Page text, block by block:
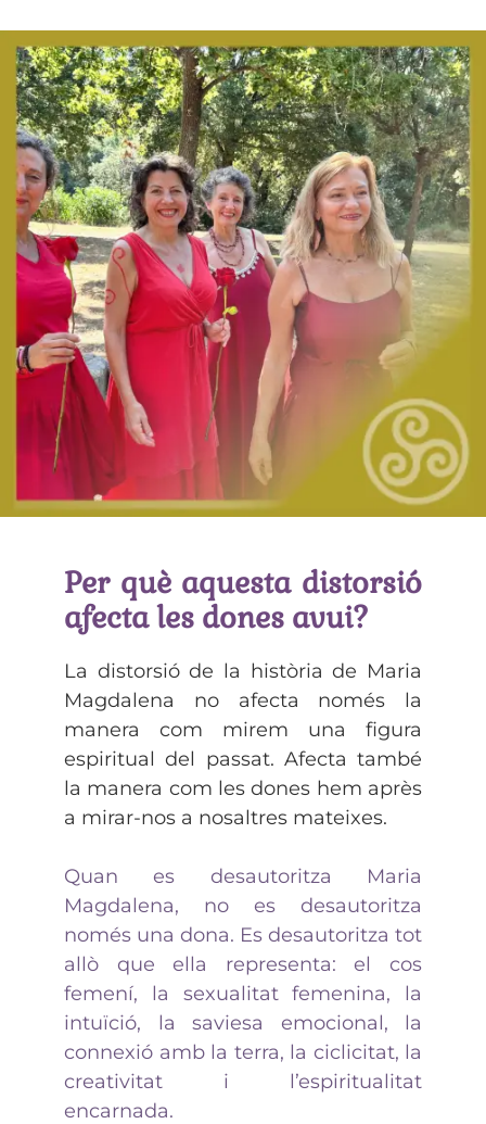
Per què aquesta distorsió
afecta les dones avui?
La distorsió de la història de Maria
Magdalena no afecta només la
manera com mirem una figura
espiritual del passat. Afecta també
la manera com les dones hem après
a mirar-nos a nosaltres mateixes.
Quan es desautoritza Maria
Magdalena, no es desautoritza
només una dona. Es desautoritza tot
allò que ella representa: el cos
femení, la sexualitat femenina, la
intuïció, la saviesa emocional, la
connexió amb la terra, la ciclicitat, la
creativitat i l’espiritualitat
encarnada.